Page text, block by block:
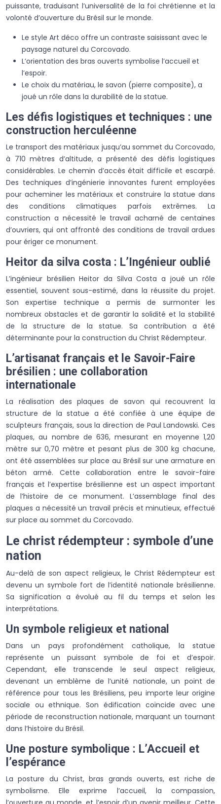
puissante, traduisant l’universalité de la foi chrétienne et la
volonté d’ouverture du Brésil sur le monde.
Le style Art déco offre un contraste saisissant avec le
paysage naturel du Corcovado.
L’orientation des bras ouverts symbolise l’accueil et
l’espoir.
Le choix du matériau, le savon (pierre composite), a
joué un rôle dans la durabilité de la statue.
Les défis logistiques et techniques : une
construction herculéenne
Le transport des matériaux jusqu’au sommet du Corcovado,
à 710 mètres d’altitude, a présenté des défis logistiques
considérables. Le chemin d’accès était difficile et escarpé.
Des techniques d’ingénierie innovantes furent employées
pour acheminer les matériaux et construire la statue dans
des conditions climatiques parfois extrêmes. La
construction a nécessité le travail acharné de centaines
d’ouvriers, qui ont affronté des conditions de travail ardues
pour ériger ce monument.
Heitor da silva costa : L’Ingénieur oublié
L’ingénieur brésilien Heitor da Silva Costa a joué un rôle
essentiel, souvent sous-estimé, dans la réussite du projet.
Son expertise technique a permis de surmonter les
nombreux obstacles et de garantir la solidité et la stabilité
de la structure de la statue. Sa contribution a été
déterminante pour la construction du Christ Rédempteur.
L’artisanat français et le Savoir-Faire
brésilien : une collaboration
internationale
La réalisation des plaques de savon qui recouvrent la
structure de la statue a été confiée à une équipe de
sculpteurs français, sous la direction de Paul Landowski. Ces
plaques, au nombre de 636, mesurant en moyenne 1,20
mètre sur 0,70 mètre et pesant plus de 300 kg chacune,
ont été assemblées sur place au Brésil sur une armature en
béton armé. Cette collaboration entre le savoir-faire
français et l’expertise brésilienne est un aspect important
de l’histoire de ce monument. L’assemblage final des
plaques a nécessité un travail précis et minutieux, effectué
sur place au sommet du Corcovado.
Le christ rédempteur : symbole d’une
nation
Au-delà de son aspect religieux, le Christ Rédempteur est
devenu un symbole fort de l’identité nationale brésilienne.
Sa signification a évolué au fil du temps et selon les
interprétations.
Un symbole religieux et national
Dans un pays profondément catholique, la statue
représente un puissant symbole de foi et d’espoir.
Cependant, elle transcende le seul aspect religieux,
devenant un emblème de l’unité nationale, un point de
référence pour tous les Brésiliens, peu importe leur origine
sociale ou ethnique. Son édification coïncide avec une
période de reconstruction nationale, marquant un tournant
dans l’histoire du Brésil.
Une posture symbolique : L’Accueil et
l’espérance
La posture du Christ, bras grands ouverts, est riche de
symbolisme. Elle exprime l’accueil, la compassion,